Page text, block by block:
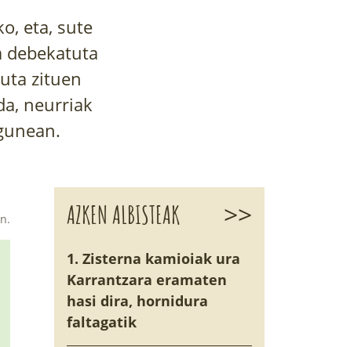
eta, sute
zituen
neurriak
AZKEN ALBISTEAK >>
1. Zisterna kamioiak ura
Karrantzara eramaten
hasi dira, hornidura
faltagatik